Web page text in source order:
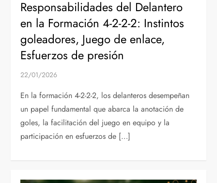
Responsabilidades del Delantero
en la Formación 4-2-2-2: Instintos
goleadores, Juego de enlace,
Esfuerzos de presión
22/01/2026
En la formación 4-2-2-2, los delanteros desempeñan
un papel fundamental que abarca la anotación de
goles, la facilitación del juego en equipo y la
participación en esfuerzos de […]